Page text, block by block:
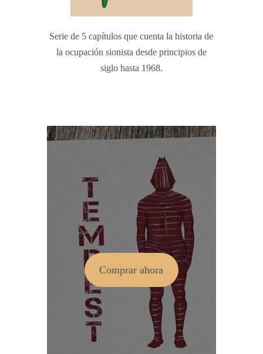
Serie de 5 capítulos que cuenta la historia de
la ocupación sionista desde principios de
siglo hasta 1968.
Comprar ahora